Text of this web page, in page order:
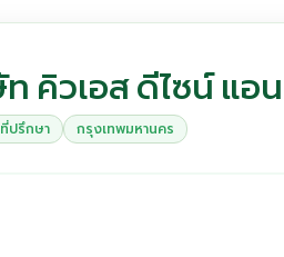
คิวเอส ดีไซน์ แ
ปรึกษา กรุงเทพมหานคร